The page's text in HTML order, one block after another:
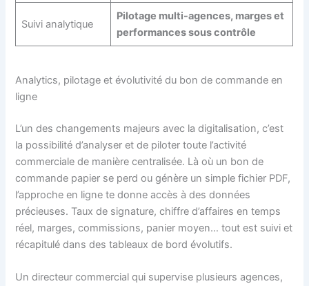
Suivi analytique
Pilotage multi-agences, marges et
performances sous contrôle
Analytics, pilotage et évolutivité du bon de commande en
ligne
L’un des changements majeurs avec la digitalisation, c’est
la possibilité d’analyser et de piloter toute l’activité
commerciale de manière centralisée. Là où un bon de
commande papier se perd ou génère un simple fichier PDF,
l’approche en ligne te donne accès à des données
précieuses. Taux de signature, chiffre d’affaires en temps
réel, marges, commissions, panier moyen… tout est suivi et
récapitulé dans des tableaux de bord évolutifs.
Un directeur commercial qui supervise plusieurs agences,